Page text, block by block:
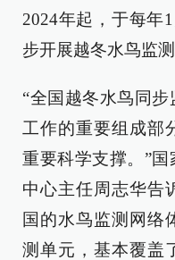
2024年起，于每年
步开展越冬水鸟监测
“全国越冬水鸟同
工作的重要组成部
重要科学支撑。”
中心主任周志华告
国的水鸟监测网络
测单元，基本覆盖